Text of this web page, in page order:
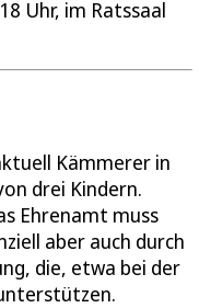
Uhr, im Ratssaal
Kämmerer in
drei Kindern.
Ehrenamt muss
aber auch durch
die, etwa bei der